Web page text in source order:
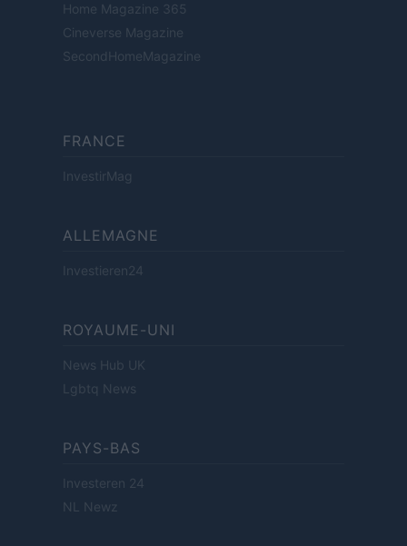
Home Magazine 365
Cineverse Magazine
SecondHomeMagazine
FRANCE
InvestirMag
ALLEMAGNE
Investieren24
ROYAUME-UNI
News Hub UK
Lgbtq News
PAYS-BAS
Investeren 24
NL Newz